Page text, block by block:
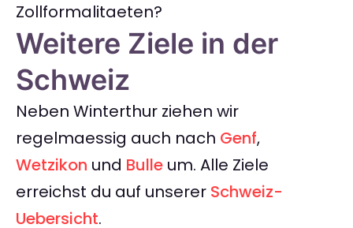
Zollformalitaeten?
Weitere Ziele in der
Schweiz
Neben Winterthur ziehen wir
regelmaessig auch nach Genf,
Wetzikon und Bulle um. Alle Ziele
erreichst du auf unserer Schweiz-
Uebersicht.